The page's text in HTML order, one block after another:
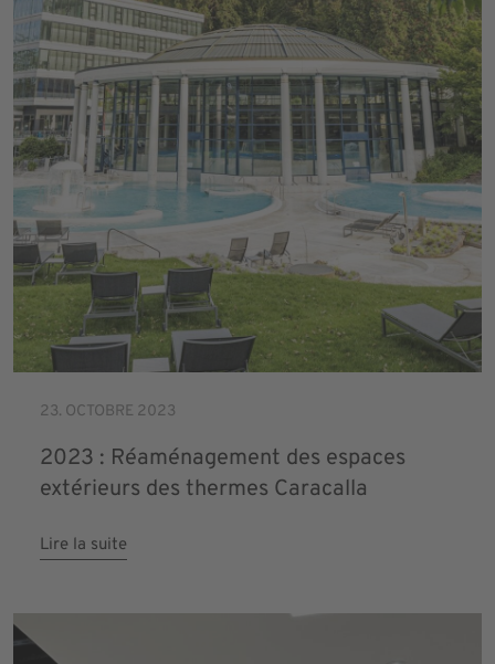
23. OCTOBRE 2023
2023 : Réaménagement des espaces
extérieurs des thermes Caracalla
Lire la suite